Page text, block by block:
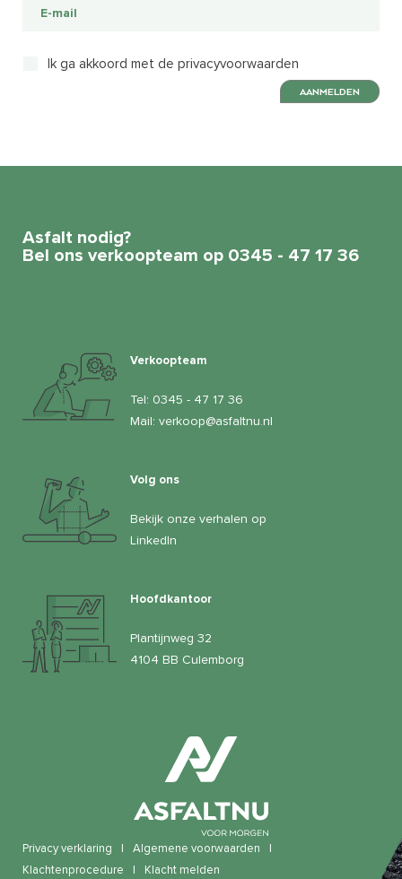
Ik ga akkoord met de privacyvoorwaarden
AANMELDEN
Asfalt nodig?
Bel ons verkoopteam op 0345 - 47 17 36
Verkoopteam
Tel: 0345 - 47 17 36
Mail: verkoop@asfaltnu.nl
Volg ons
Bekijk onze verhalen op
LinkedIn
Hoofdkantoor
Plantijnweg 32
4104 BB Culemborg
Privacy verklaring | Algemene voorwaarden
|
Klachtenprocedure
| Klacht melden